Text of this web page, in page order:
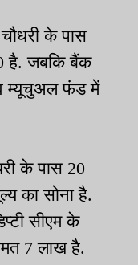
के पास
है. जबकि बैंक
म्यूचुअल फंड में
के पास 20
का सोना है.
सीएम के
7 लाख है.